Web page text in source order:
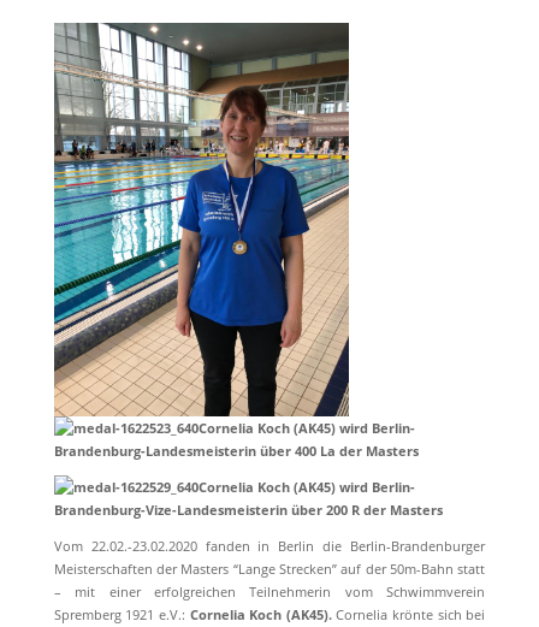
Cornelia Koch (AK45) wird Berlin-
Brandenburg-Landesmeisterin über 400 La der Masters
Cornelia Koch (AK45) wird Berlin-
Brandenburg-Vize-Landesmeisterin über 200 R der Masters
Vom 22.02.-23.02.2020 fanden in Berlin die Berlin-Brandenburger
Meisterschaften der Masters “Lange Strecken” auf der 50m-Bahn statt
– mit einer erfolgreichen Teilnehmerin vom Schwimmverein
Spremberg 1921 e.V.: Cornelia Koch (AK45).Cornelia krönte sich bei